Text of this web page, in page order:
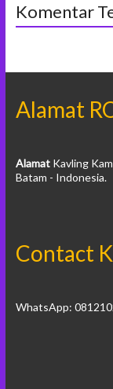
Komentar
Alamat
AlamatKavling
Batam - Indonesia.
Contact
WhatsApp: